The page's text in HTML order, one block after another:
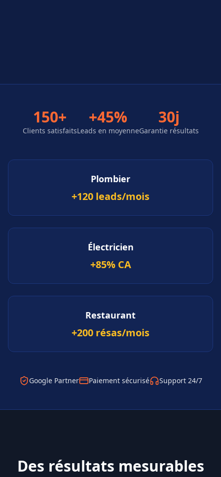
150+
Clients satisfaits
+45%
Leads en moyenne
30j
Garantie résultats
Plombier
+120 leads/mois
Électricien
+85% CA
Restaurant
+200 résas/mois
Google Partner Paiement sécurisé Support 24/7
Des résultats mesurables